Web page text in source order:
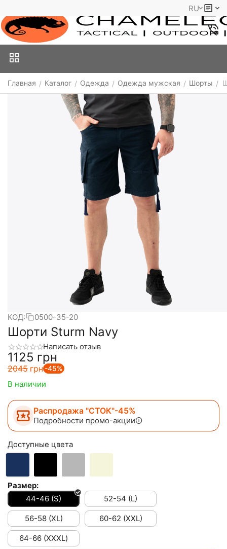
RU
Главная / Каталог / Одежда / Одежда мужская / Шорты /
КОД: 0500-35-20
Шорти Sturm Navy
Написать отзыв
‍1125‍ грн
‍2045‍ грн -45%
В наличии
Распродажа "СТОК"-45%
Подробности промо-акции
Доступные цвета
Размер:
44-46 (S)
52-54 (L)
56-58 (XL) 60-62 (XXL)
64-66 (ХХХL)